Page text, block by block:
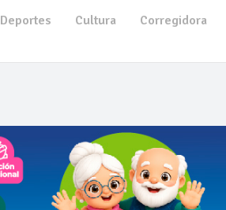
Deportes Cultura Corregidora